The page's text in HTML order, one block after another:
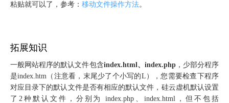
粘贴就可以了，参考： 移动文件操作方法。
拓展知识
一般网站程序的默认文件包含index.html、index.php，少部分程序
是index.htm（注意看，末尾少了个小写的L），您需要检查下程序
对应目录下的默认文件是否有相应的默认文件，硅云虚机默认设置
了2种默认文件，分别为 index.php、index.html，但不包括